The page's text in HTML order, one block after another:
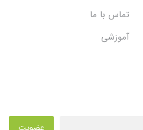
تماس با ما
آموزشی